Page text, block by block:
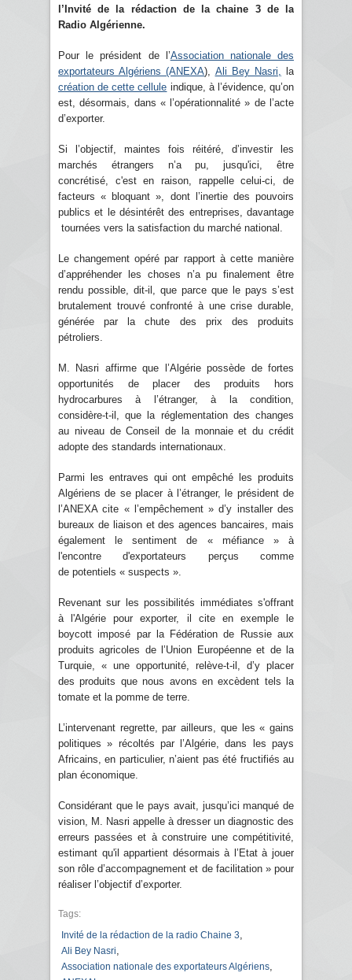
l’Invité de la rédaction de la chaine 3 de la
Radio Algérienne.
Pour le président de l’Association nationale des
exportateurs Algériens (ANEXA), Ali Bey Nasri,
la
création de cette cellule indique, à l’évidence, qu’on
est, désormais, dans « l’opérationnalité » de l’acte
d’exporter.
Si l’objectif, maintes fois réitéré, d’investir les
marchés étrangers n’a pu, jusqu'ici, être
concrétisé, c'est en raison, rappelle celui-ci, de
facteurs « bloquant », dont l’inertie des pouvoirs
publics et le désintérêt des entreprises, davantage
tournées vers la satisfaction du marché national.
Le changement opéré par rapport à cette manière
d’appréhender les choses n’a pu finalement être
rendu possible, dit-il, que parce que le pays s’est
brutalement trouvé confronté à une crise durable,
générée par la chute des prix des produits
pétroliers.
M. Nasri affirme que l’Algérie possède de fortes
opportunités de placer des produits hors
hydrocarbures à l’étranger, à la condition,
considère-t-il, que la réglementation des changes
au niveau de Conseil de la monnaie et du crédit
adopte des standards internationaux.
Parmi les entraves qui ont empêché les produits
Algériens de se placer à l’étranger, le président de
l’ANEXA cite « l’empêchement » d’y installer des
bureaux de liaison et des agences bancaires, mais
également le sentiment de « méfiance » à
l'encontre d'exportateurs perçus comme
de potentiels « suspects ».
Revenant sur les possibilités immédiates s'offrant
à l'Algérie pour exporter, il cite en exemple le
boycott imposé par la Fédération de Russie aux
produits agricoles de l’Union Européenne et de la
Turquie, « une opportunité, relève-t-il, d’y placer
des produits que nous avons en excèdent tels la
tomate et la pomme de terre.
L’intervenant regrette, par ailleurs, que les « gains
politiques » récoltés par l’Algérie, dans les pays
Africains, en particulier, n’aient pas été fructifiés au
plan économique.
Considérant que le pays avait, jusqu’ici manqué de
vision, M. Nasri appelle à dresser un diagnostic des
erreurs passées et à construire une compétitivité,
estimant qu'il appartient désormais à l’Etat à jouer
son rôle d’accompagnement et de facilitation » pour
réaliser l’objectif d’exporter.
Tags:
Invité de la rédaction de la radio Chaine 3
Ali Bey Nasri
Association nationale des exportateurs Algériens